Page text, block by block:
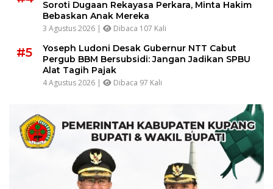
Soroti Dugaan Rekayasa Perkara, Minta Hakim
Bebaskan Anak Mereka
3 Agustus 2026 | Dibaca 107 Kali
#5
Yoseph Ludoni Desak Gubernur NTT Cabut
Pergub BBM Bersubsidi: Jangan Jadikan SPBU
Alat Tagih Pajak
4 Agustus 2026 | Dibaca 97 Kali